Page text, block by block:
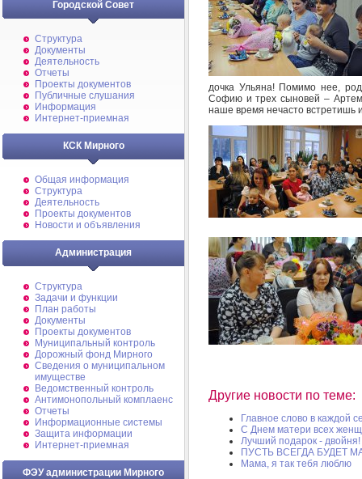
Городской Совет
Структура
Документы
Деятельность
Отчеты
Проекты документов
Публичные слушания
Информация
Интернет-приемная
КСК Мирного
Общая информация
Структура
Деятельность
Проекты документов
Новости и объявления
Администрация
Структура
Задачи и функции
План работы
Документы
Проекты документов
Муниципальный контроль
Дорожный фонд Мирного
Cведения о муниципальном
имуществе
Ведомственный контроль
Антимонопольный комплаенс
Отчеты
Информационные системы
Защита информации
Интернет-приемная
ФЭУ администрации Мирного
дочка Ульяна! Помимо нее,
Софию и трех сыновей –
наше время нечасто встретишь
Другие новости по теме:
Главное слово в каждой
С Днем матери всех
Лучший подарок - двойня!
ПУСТЬ ВСЕГДА БУДЕТ
Мама, я так тебя люблю